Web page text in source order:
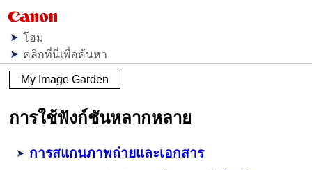
โฮม
คลิกที่นี่เพื่อค้นหา
My Image Garden
การใช้ฟังก์ชันหลากหลาย
การสแกนภาพถ่ายและเอกสาร